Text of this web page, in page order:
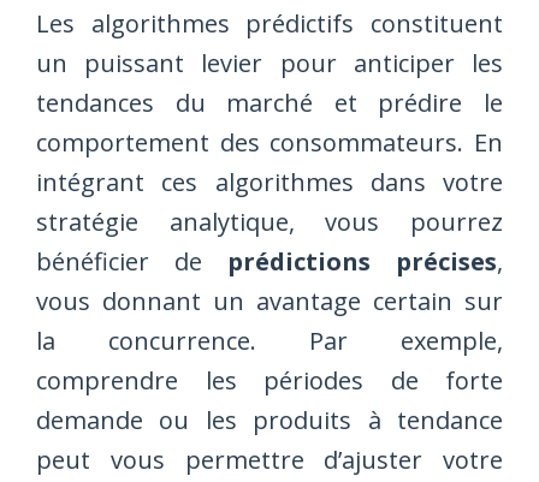
Les algorithmes prédictifs constituent
un puissant levier pour anticiper les
tendances du marché et prédire le
comportement des consommateurs. En
intégrant ces algorithmes dans votre
stratégie analytique, vous pourrez
bénéficier de prédictions précises,
vous donnant un avantage certain sur
la concurrence. Par exemple,
comprendre les périodes de forte
demande ou les produits à tendance
peut vous permettre d’ajuster votre